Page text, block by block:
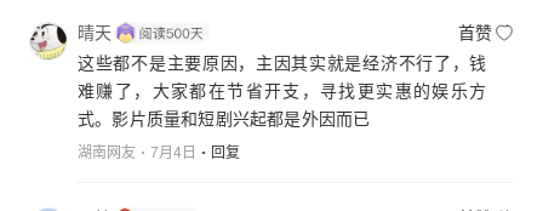
晴天
首赞
这些都不是主要原因，主因其实就是经济不行了，钱
难赚了，大家都在节省开支，寻找更实惠的娱乐方
式。影片质量和短剧兴起都是外因而已
湖南网友 7月4日 回复